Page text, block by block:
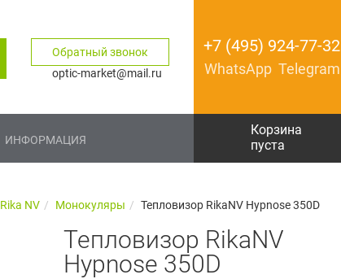
Rika NV Монокуляры Тепловизор RikaNV Hypnose 350D
Тепловизор RikaNV
Hypnose 350D
+7 (495) 924-77-32
WhatsApp Telegram
ИНФОРМАЦИЯ
Корзина
пуста
Обратный звонок
optic-market@mail.ru